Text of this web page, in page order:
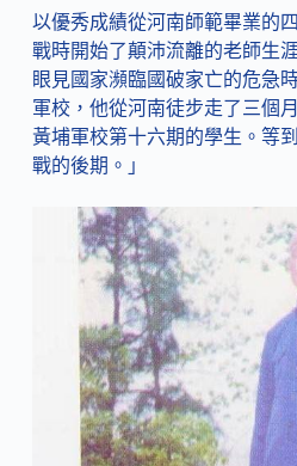
以優秀成績從河南師範畢業的
戰時開始了顛沛流離的老師生
眼見國家瀕臨國破家亡的危急
軍校，他從河南徒步走了三個
黃埔軍校第十六期的學生。等
戰的後期。」